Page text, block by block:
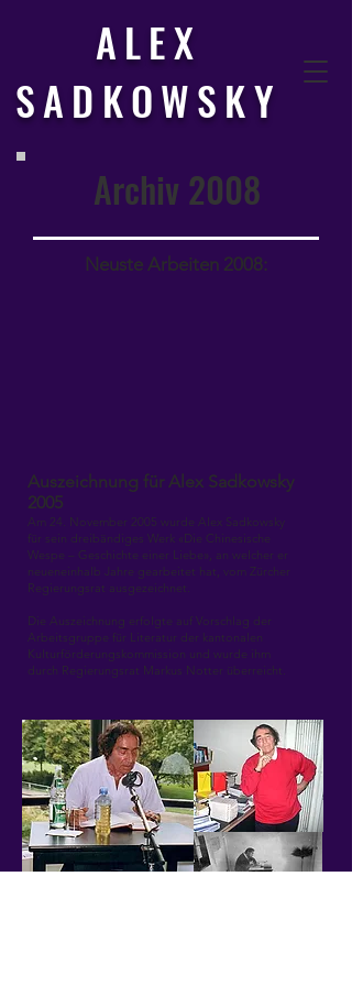
ALEX
SADKOWSKY
Archiv 2008
Neuste Arbeiten 2008:
Auszeichnung für Alex Sadkowsky
2005
Am 24. November 2005 wurde Alex Sadkowsky
für sein dreibändiges Werk «Die Chinesische
Wespe – Geschichte einer Liebe», an welcher er
neueneinhalb Jahre gearbeitet hat, vom Zürcher
Regierungsrat ausgezeichnet.
Die Auszeichnung erfolgte auf Vorschlag der
Arbeitsgruppe für Literatur der kantonalen
Kulturförderungskommission und wurde ihm
durch Regierungsrat Markus Notter überreicht.